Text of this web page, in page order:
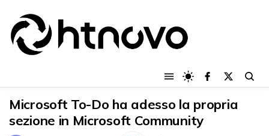
Microsoft To-Do ha adesso la propria
sezione in Microsoft Community